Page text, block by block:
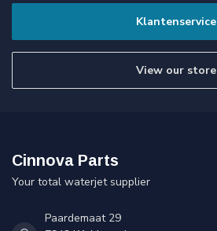
Klantenservice
View our store
Cinnova Parts
Your total waterjet supplier
Paardemaat 29